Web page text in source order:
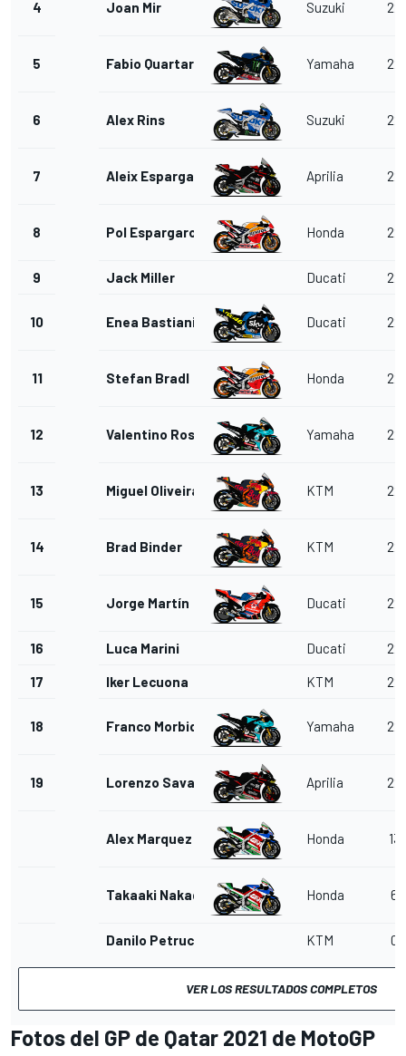
4 Joan Mir Suzuki 22
5 Fabio Quartararo Yamaha 22
6 Alex Rins Suzuki 22
7 Aleix Espargaro Aprilia 22
8 Pol Espargaro Honda 22
9 Jack Miller Ducati 22
10 Enea Bastianini Ducati 22
11 Stefan Bradl Honda 22
12 Valentino Rossi Yamaha 22
13 Miguel Oliveira KTM 22
14 Brad Binder KTM 22
15 Jorge Martín Ducati 22
16 Luca Marini Ducati 22
17 Iker Lecuona KTM 22
18 Franco Morbidelli Yamaha 22
19 Lorenzo Savadori Aprilia 22
Alex Marquez Honda 13
Takaaki Nakagami Honda 6
Danilo Petrucci KTM 0
VER LOS RESULTADOS COMPLETOS
Fotos del GP de Qatar 2021 de MotoGP